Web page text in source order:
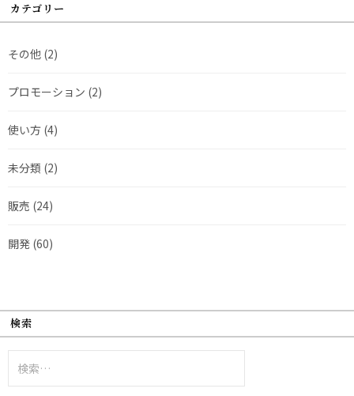
カテゴリー
その他 (2)
プロモーション (2)
使い方 (4)
未分類 (2)
販売 (24)
開発 (60)
検索
索: